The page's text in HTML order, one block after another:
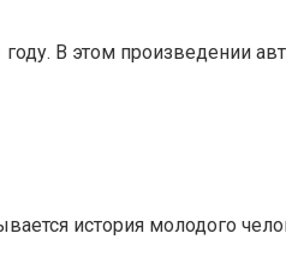
В этом произведении
история молодого